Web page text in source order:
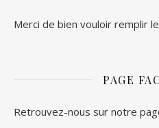
Merci de bien vouloir remplir
PAGE
Retrouvez-nous sur notre